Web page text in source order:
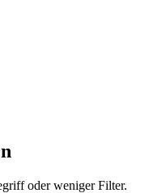
oder weniger Filter.